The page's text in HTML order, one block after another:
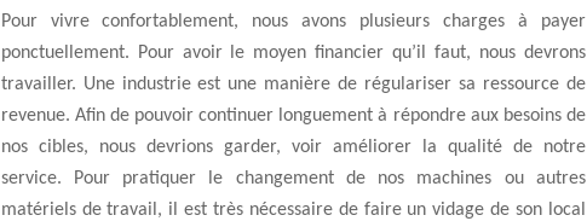
Pour vivre confortablement, nous avons plusieurs charges à payer
ponctuellement. Pour avoir le moyen financier qu’il faut, nous devrons
travailler. Une industrie est une manière de régulariser sa ressource de
revenue. Afin de pouvoir continuer longuement à répondre aux besoins de
nos cibles, nous devrions garder, voir améliorer la qualité de notre
service. Pour pratiquer le changement de nos machines ou autres
matériels de travail, il est très nécessaire de faire un vidage de son local